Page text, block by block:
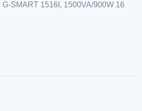
SMART 1516I, 1500VA/900W 16